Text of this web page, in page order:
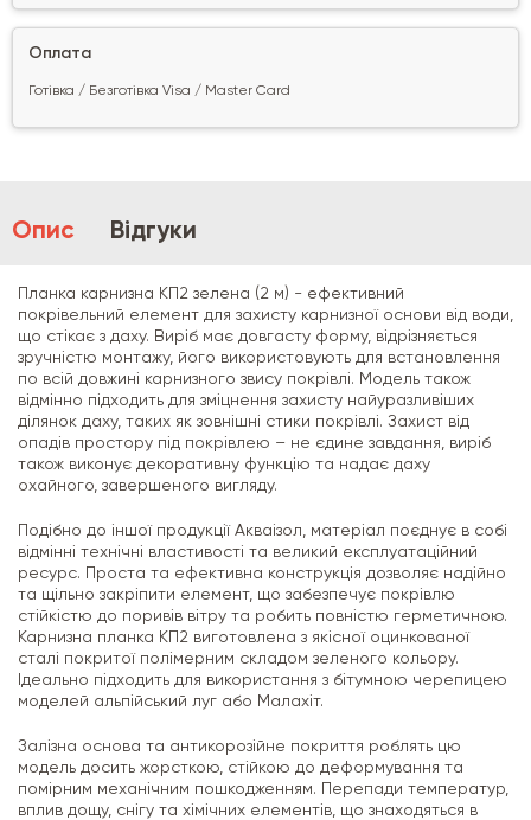
Оплата
Готівка / Безготівка Visa / Master Card
Опис Відгуки
Планка карнизна КП2 зелена (2 м) - ефективний
покрівельний елемент для захисту карнизної основи від води,
що стікає з даху. Виріб має довгасту форму, відрізняється
зручністю монтажу, його використовують для встановлення
по всій довжині карнизного звису покрівлі. Модель також
відмінно підходить для зміцнення захисту найуразливіших
ділянок даху, таких як зовнішні стики покрівлі. Захист від
опадів простору під покрівлею – не єдине завдання, виріб
також виконує декоративну функцію та надає даху
охайного, завершеного вигляду.
Подібно до іншої продукції Акваізол, матеріал поєднує в собі
відмінні технічні властивості та великий експлуатаційний
ресурс. Проста та ефективна конструкція дозволяє надійно
та щільно закріпити елемент, що забезпечує покрівлю
стійкістю до поривів вітру та робить повністю герметичною.
Карнизна планка КП2 виготовлена з якісної оцинкованої
сталі покритої полімерним складом зеленого кольору.
Ідеально підходить для використання з бітумною черепицею
моделей альпійський луг або Малахіт.
Залізна основа та антикорозійне покриття роблять цю
модель досить жорсткою, стійкою до деформування та
помірним механічним пошкодженням. Перепади температур,
вплив дощу, снігу та хімічних елементів, що знаходяться в